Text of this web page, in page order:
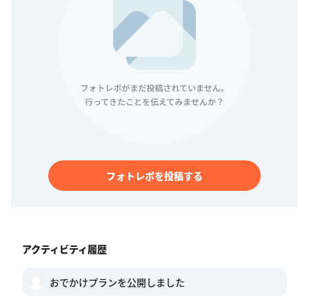
フォトレポを投稿する
アクティビティ履歴
おでかけプランを公開しました